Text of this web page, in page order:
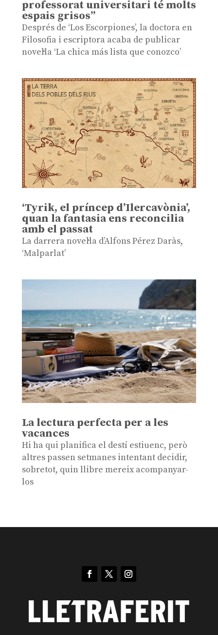
professorat universitari té molts
espais grisos”
Després de ‘Los Escorpiones’, la doctora en
Filosofia i escriptora acaba de publicar
novel·la ‘La chica más lista que conozco’
‘Tyrik, el príncep d’Ilercavònia’,
quan la fantasia ens reconcilia
amb el passat
La darrera novel·la d’Alfons Pérez Daràs,
‘Malparlat’
La lectura perfecta per a les
vacances
Hi ha qui planifica el destí estiuenc, però
altres passen setmanes intentant decidir,
sobretot, quin llibre mereix acompanyar-
los